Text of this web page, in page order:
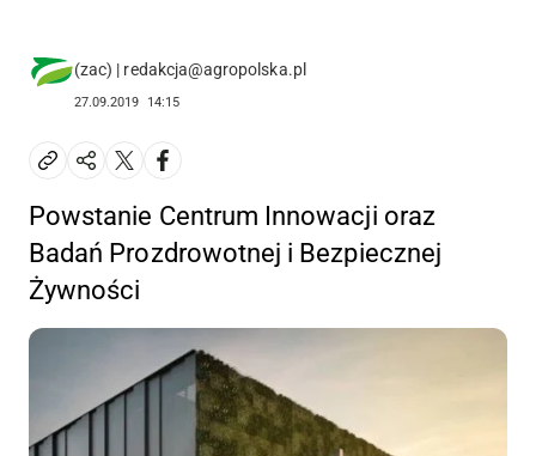
(zac) | redakcja@agropolska.pl
27.09.2019 14:15
Powstanie Centrum Innowacji oraz
Badań Prozdrowotnej i Bezpiecznej
Żywności